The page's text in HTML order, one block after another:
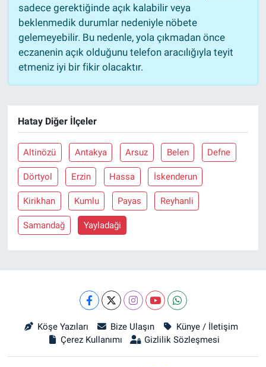
sadece gerektiğinde açık kalabilir veya
beklenmedik durumlar nedeniyle nöbete
gelemeyebilir. Bu nedenle, yola çıkmadan önce
eczanenin açık olduğunu telefon aracılığıyla teyit
etmeniz iyi bir fikir olacaktır.
Hatay Diğer İlçeler
Altinözü Antakya Arsuz Belen Defne
Dörtyol Erzin Hassa İskenderun
Kirikhan Kumlu Payas Reyhanli
Samandağ Yayladaği
Köşe Yazıları Bize Ulaşın
Künye / İletişim
Çerez Kullanımı
Gizlilik Sözleşmesi